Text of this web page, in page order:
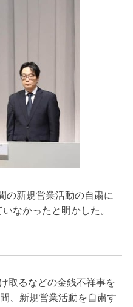
の新規営業活動の自粛に
なかったと明かした。
取るなどの金銭不祥事を
、新規営業活動を自粛す